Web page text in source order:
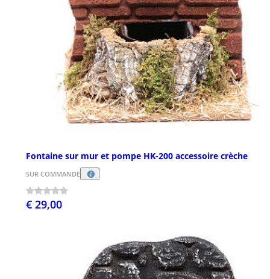
Fontaine sur mur et pompe HK-200 accessoire crèche
SUR COMMANDE
€ 29,00